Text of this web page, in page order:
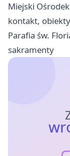
Miejski
kontakt,
Parafia św.
sakramenty